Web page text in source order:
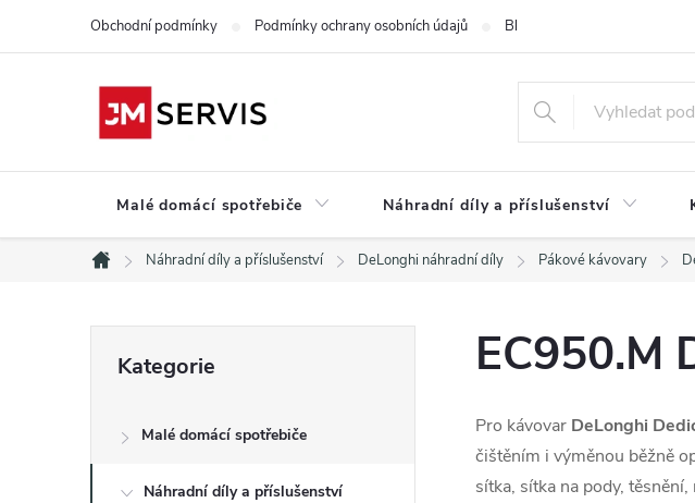
Obchodní podmínky Podmínky ochrany osobních údajů Blog
Malé domácí spotřebiče Náhradní díly a příslušenství
Domů
Náhradní díly a příslušenství DeLonghi náhradní díly Pákové kávovary
s
kategorie
Kategorie
Malé domácí spotřebiče
Náhradní díly a příslušenství
EC950.M
Pro kávovar DeLonghi
čištěním i výměnou běžně
sítka, sítka na pody,